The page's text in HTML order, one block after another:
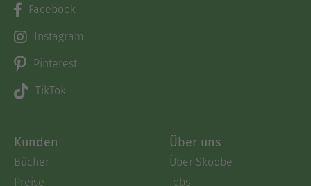
Facebook
Instagram
Pinterest
TikTok
Kunden
Bücher
Preise
Über uns
Über Skoobe
Jobs